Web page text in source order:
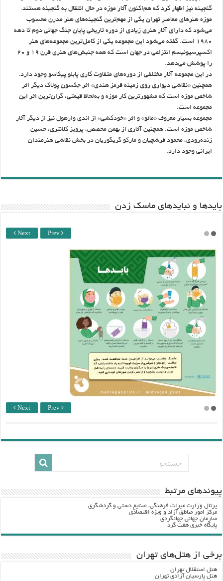
گنجینه نیز اظهار کرد که هم‌اکنون آثار موزه‌ در حال انتقال به گنجینه هستند.
موزه هنرهای معاصر تهران یکی از مهم‌ترین گنجینه‌های هنر مدرن محسوب
می‌شود که دارای آثار هنری زیادی از دوره تاریخی پایان جنگ جهانی دوم تا دهه
۱۹۸۰ است. گفته می‌شود این مجموعه یکی از کامل‌ترین مجموعه‌های هنر
اکسپرسیونیسم انتزاعی در جهان است که همه جنبش‌های هنری قرن ۱۹ و ۲۰
را پوشش می‌دهد.
در این مجموعه آثار مختلفی از دوره‌های متفاوت کاری پابلو پیکاسو وجود دارد.
همچنین «نقاشی دیواری روی زمینه قرمز هندی» اثر جکسون پولاک دیگر اثر
شاخص موزه است که مشهورترین کار موزه و به‌لحاظ قیمتی، گران‌ترین اثر این
مجموعه است.
مجموعه بسیار معروف «مائو» و اثر «خودکشی» از اندی وارهول نیز از دیگر آثار
شاخص موزه است. همچنین آثاری از بهمن محصص، پرویز کلانتری، حسین
زنده‌رودی، محمود فرشچیان و مارکو گریگوریان در بخش نقاشی هنرمندان
ایرانی وجود دارد.
باید‌ها و نبایدهای ماسک زدن
Next Prev
Next Prev
پيوندهاي مرتبط
پرتال وزارت ميراث فرهنگي، صنایع دستی و گردشگري
مرکز امور مناطق آزاد و ویژه اقتصادی
سازمان جهانی جهانگردی
پایگاه خبری هفت گرد
برخی از هتل‌های تهران
هتل استقلال تهران
هتل پارسیان آزادی تهران